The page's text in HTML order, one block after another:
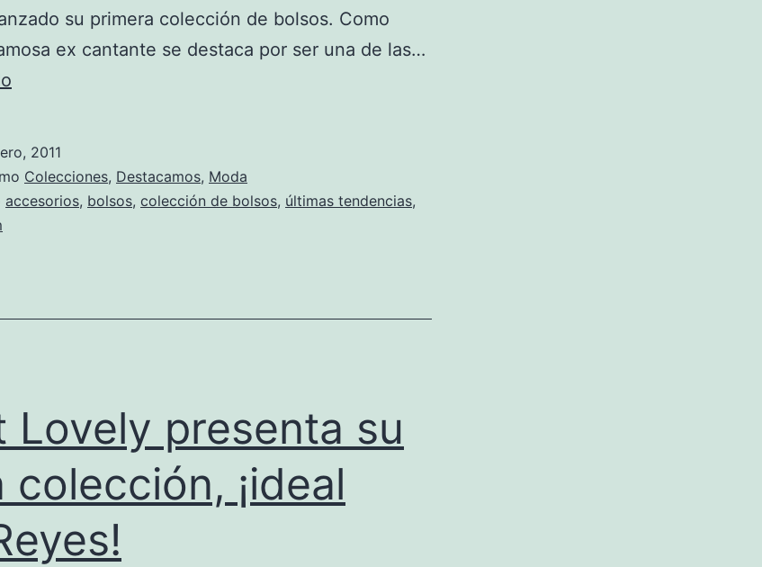
su primera colección de bolsos. Como
ex cantante se destaca por ser una de las…
de
bolsos
2011
Colecciones, Destacamos, Moda
accesorios, bolsos, colección de bolsos, últimas tendencias,
Lovely presenta su
colección, ¡ideal